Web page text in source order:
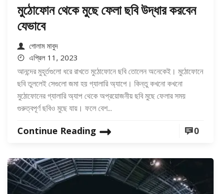
মুঠোফোন থেকে মুছে ফেলা ছবি উদ্ধার করবেন
যেভাবে
গোলাম মাবুদ
এপ্রিল 11, 2023
আনন্দের মুহূর্তগুলো ধরে রাখতে মুঠোফোনে ছবি তোলেন অনেকেই। মুঠোফোনে
ছবি তুললেই সেগুলো জমা হয় গ্যালারি অ্যাপে। কিন্তু কখনো কখনো
মুঠোফোনের গ্যালারি অ্যাপ থেকে অপ্রয়োজনীয় ছবি মুছে ফেলার সময়
গুরুত্বপূর্ণ ছবিও মুছে যায়। ফলে বেশ...
Continue Reading 0